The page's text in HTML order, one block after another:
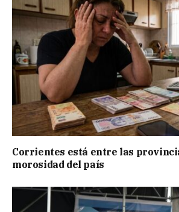
Corrientes está entre las
morosidad del país